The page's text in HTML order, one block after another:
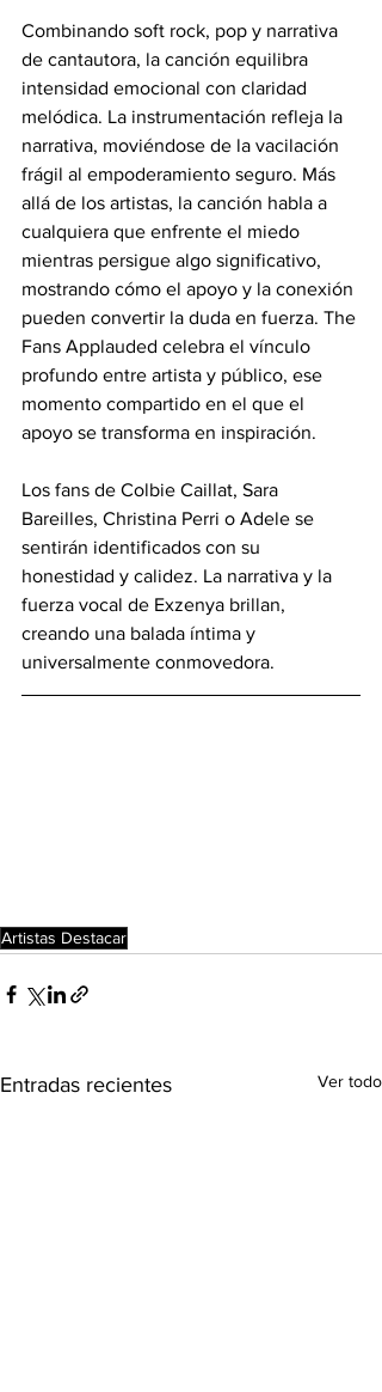
Combinando soft rock, pop y narrativa
de cantautora, la canción equilibra
intensidad emocional con claridad
melódica. La instrumentación refleja la
narrativa, moviéndose de la vacilación
frágil al empoderamiento seguro. Más
allá de los artistas, la canción habla a
cualquiera que enfrente el miedo
mientras persigue algo significativo,
mostrando cómo el apoyo y la conexión
pueden convertir la duda en fuerza. The
Fans Applauded celebra el vínculo
profundo entre artista y público, ese
momento compartido en el que el
apoyo se transforma en inspiración.
Los fans de Colbie Caillat, Sara
Bareilles, Christina Perri o Adele se
sentirán identificados con su
honestidad y calidez. La narrativa y la
fuerza vocal de Exzenya brillan,
creando una balada íntima y
universalmente conmovedora.
Artistas Destacar
Entradas recientes Ver todo